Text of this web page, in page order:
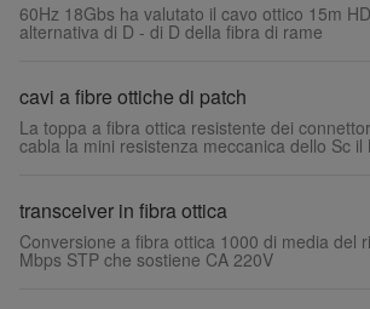
60Hz 18Gbs ha valutato il cavo ottico 15m
alternativa di D - di D della fibra di rame
cavi a fibre ottiche di patch
La toppa a fibra ottica resistente dei
cabla la mini resistenza meccanica dello Sc il
transceiver in fibra ottica
Conversione a fibra ottica 1000 di media del
Mbps STP che sostiene CA 220V